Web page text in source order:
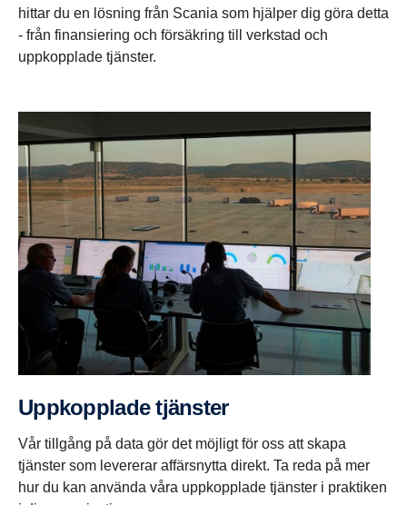
hittar du en lösning från Scania som hjälper dig göra detta
- från finansiering och försäkring till verkstad och
uppkopplade tjänster.
Uppkopp­lade tjänster
Vår tillgång på data gör det möjligt för oss att skapa
tjänster som levererar affärsnytta direkt. Ta reda på mer
hur du kan använda våra uppkopplade tjänster i praktiken